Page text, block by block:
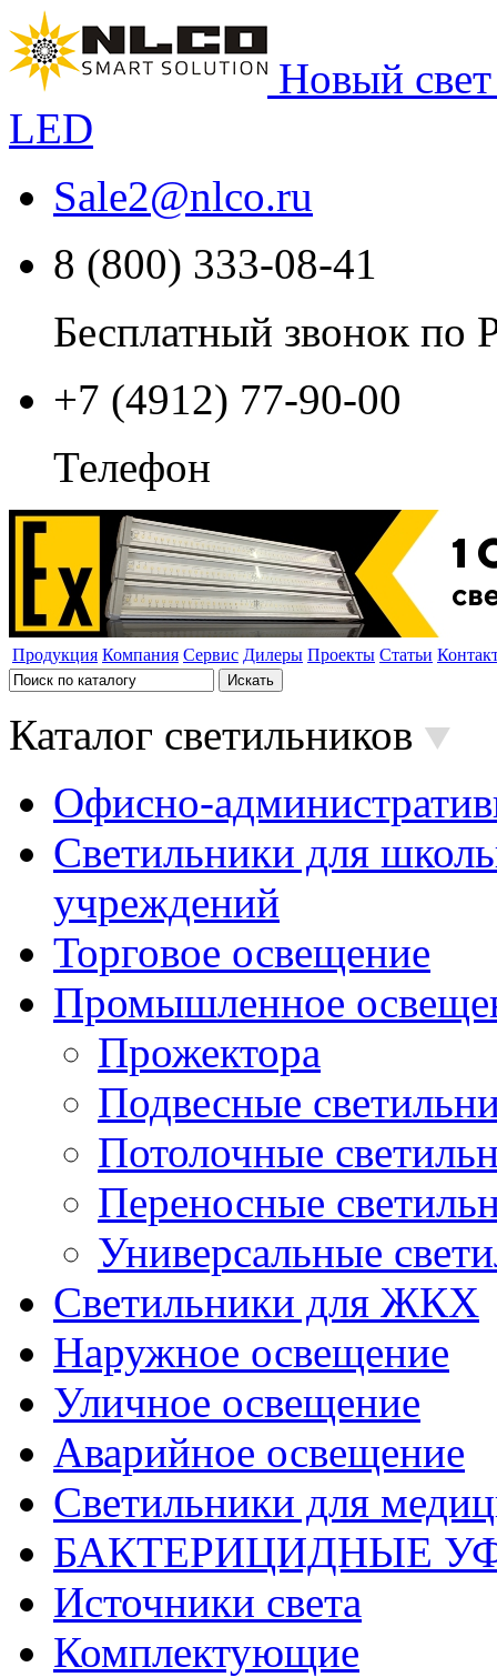
Новый
LED
Sale2@nlco.ru
8 (800) 333-08-41
Бесплатный звонок по
+7 (4912) 77-90-00
Телефон
Продукция Компания Сервис Дилеры Проекты Статьи
Каталог светильников
Офисно-
Светильники для
учреждений
Торговое освещение
Промышленное
Прожектора
Подвесные
Потолочные
Переносные
Универсальные
Светильники для ЖКХ
Наружное освещение
Уличное освещение
Аварийное освещение
Светильники для
БАКТЕРИЦИДНЫЕ
Источники света
Комплектующие